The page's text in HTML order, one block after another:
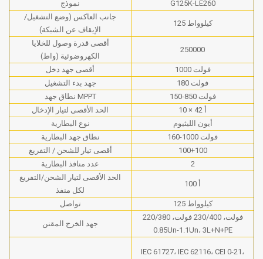
نموذج
G125K-LE260
جانب العاكس (وضع التشغيل/
الإيقاف عن الشبكة)
125 كيلوواط
أقصى قدرة وصول للخلايا
الكهروضوئية (واط)
250000
أقصى جهد دخل
1000 فولت
جهد بدء التشغيل
180 فولت
نطاق جهد MPPT
150-850 فولت
الحد الأقصى لتيار الإدخال
10 × 42 أ
نوع البطارية
أيون الليثيوم
نطاق جهد البطارية
160-1000 فولت
أقصى تيار للشحن / التفريغ
100+100
عدد منافذ البطارية
2
الحد الأقصى لتيار الشحن/التفريغ
لكل منفذ
100 أ
تواصل 125 كيلوواط
جهد الخرج المقنن
220/380 فولت، 230/400 فولت،
0.85Un-1.1Un، 3L+N+PE
IEC 61727، IEC 62116، CEI 0-21،